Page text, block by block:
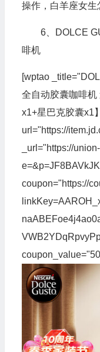
操作，白羊座女生
6、DOLCE
啡机
[wptao
全自动胶囊咖啡
x1+星巴克胶囊x1
url="https://
_url="https://
coupon="https://